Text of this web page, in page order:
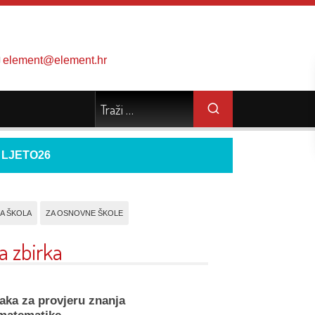
element@element.hr
LJETO26
ŠKOLA ZA OSNOVNE ŠKOLE
zbirka
za provjeru znanja